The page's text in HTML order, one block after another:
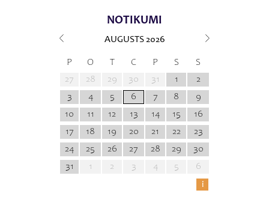
NOTIKUMI
AUGUSTS 2026
P O T C P S
S
27
28 29 30 31 1
2
3
4 5 6 7 8
9
10
11 12 13 14 15
16
17
18 19 20 21 22
23
24
25 26 27 28 29
30
31
1 2 3 4 5
6
i